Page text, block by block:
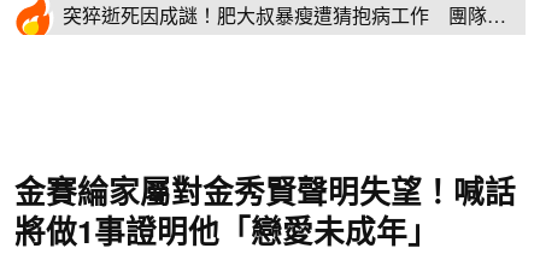
突猝逝死因成謎！肥大叔暴瘦遭猜抱病工作 團隊宣
金賽綸家屬對金秀賢聲明失望！喊話
將做1事證明他「戀愛未成年」